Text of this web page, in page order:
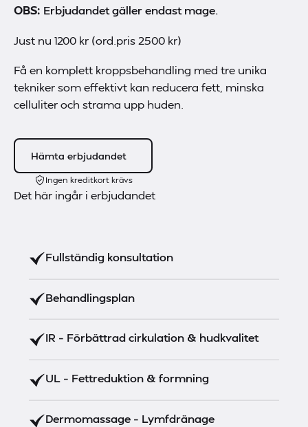
OBS: Erbjudandet gäller endast mage.
Just nu 1200 kr (ord.pris 2500 kr)
Få en komplett kroppsbehandling med tre unika
tekniker som effektivt kan reducera fett, minska
celluliter och strama upp huden.
Hämta erbjudandet
Ingen kreditkort krävs
Det här ingår i erbjudandet
Fullständig konsultation
Behandlingsplan
IR – Förbättrad cirkulation & hudkvalitet
UL – Fettreduktion & formning
Dermomassage – Lymfdränage